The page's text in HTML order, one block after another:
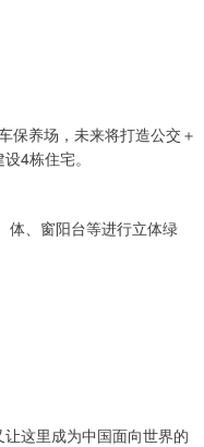
保养场，未来将打造公交＋
4栋住宅。
体、窗阳台等进行立体绿
这里成为中国面向世界的